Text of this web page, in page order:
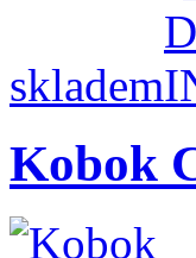
skladem
Kobok